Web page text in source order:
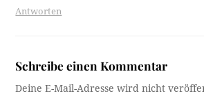
Antworten
Schreibe einen Kommentar
Deine E-Mail-Adresse wird nicht